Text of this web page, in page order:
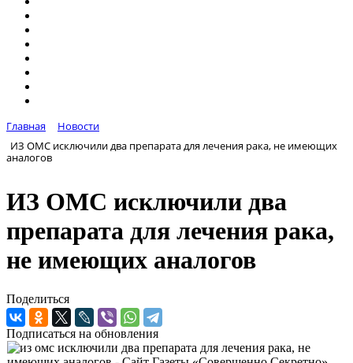
Главная
Новости
ИЗ ОМС исключили два препарата для лечения рака, не имеющих
аналогов
ИЗ ОМС исключили два
препарата для лечения рака,
не имеющих аналогов
Поделиться
Подписаться на обновления